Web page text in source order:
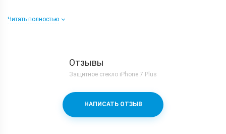
Читать полностью
Отзывы
Защитное стекло iPhone 7 Plus
НАПИСАТЬ ОТЗЫВ